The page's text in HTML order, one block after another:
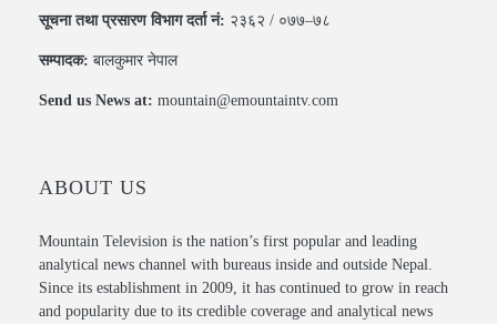
सूचना तथा प्रसारण विभाग दर्ता नं: २३६२ / ०७७–७८
सम्पादक: बालकुमार नेपाल
Send us News at: mountain@emountaintv.com
ABOUT US
Mountain Television is the nation’s first popular and leading
analytical news channel with bureaus inside and outside Nepal.
Since its establishment in 2009, it has continued to grow in reach
and popularity due to its credible coverage and analytical news